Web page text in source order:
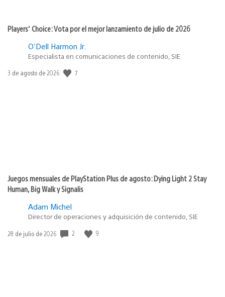
Players’ Choice: Vota por el mejor lanzamiento de julio de 2026
O'Dell Harmon Jr.
Especialista en comunicaciones de contenido, SIE
Fecha
3 de agosto de 2026 7
Juegos mensuales de PlayStation Plus de agosto: Dying Light 2 Stay
Human, Big Walk y Signalis
Adam Michel
Director de operaciones y adquisición de contenido, SIE
Fecha
28 de julio de 2026 2 9